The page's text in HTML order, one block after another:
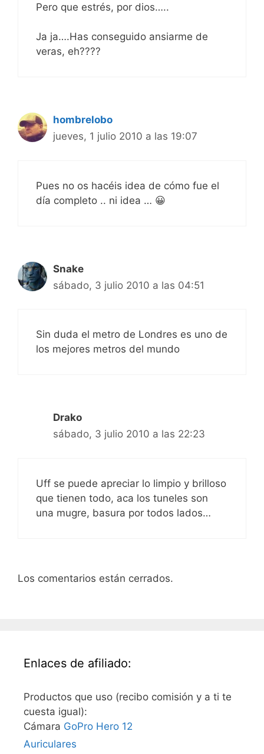
Pero que estrés, por dios…..
Ja ja….Has conseguido ansiarme de
veras, eh????
hombrelobo
jueves, 1 julio 2010 a las 19:07
Pues no os hacéis idea de cómo fue el
día completo .. ni idea … 😀
Snake
sábado, 3 julio 2010 a las 04:51
Sin duda el metro de Londres es uno de
los mejores metros del mundo
Drako
sábado, 3 julio 2010 a las 22:23
Uff se puede apreciar lo limpio y brilloso
que tienen todo, aca los tuneles son
una mugre, basura por todos lados…
Los comentarios están cerrados.
Enlaces de afiliado:
Productos que uso (recibo comisión y a ti te
cuesta igual):
Cámara GoPro Hero 12
Auriculares